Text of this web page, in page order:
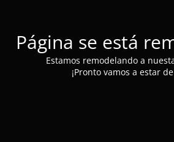
Página se está
Estamos remodelando a
¡Pronto vamos a estar